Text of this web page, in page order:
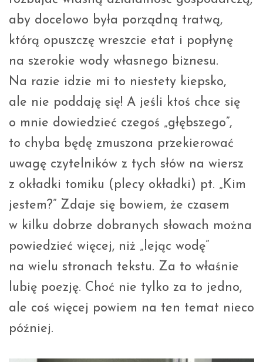
aby docelowo była porządną tratwą,
którą opuszczę wreszcie etat i popłynę
na szerokie wody własnego biznesu.
Na razie idzie mi to niestety kiepsko,
ale nie poddaję się! A jeśli ktoś chce się
o mnie dowiedzieć czegoś „głębszego”,
to chyba będę zmuszona przekierować
uwagę czytelników z tych słów na wiersz
z okładki tomiku (plecy okładki) pt. „Kim
jestem?” Zdaje się bowiem, że czasem
w kilku dobrze dobranych słowach można
powiedzieć więcej, niż „lejąc wodę”
na wielu stronach tekstu. Za to właśnie
lubię poezję. Choć nie tylko za to jedno,
ale coś więcej powiem na ten temat nieco
później.